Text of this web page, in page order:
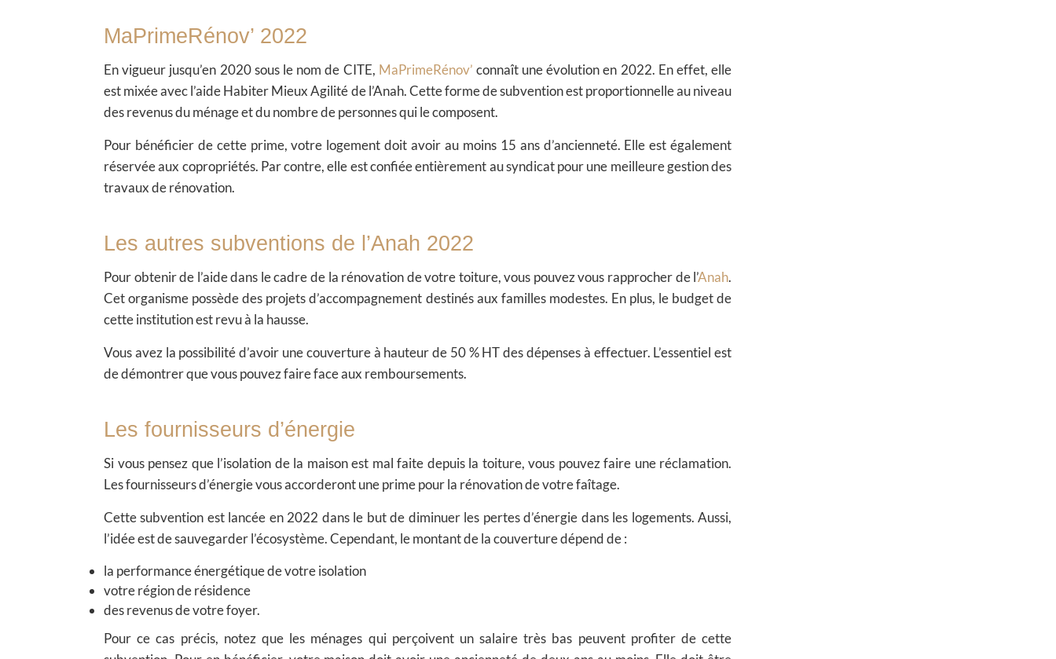
MaPrimeRénov’ 2022
En vigueur jusqu’en 2020 sous le nom de CITE, MaPrimeRénov’ connaît une évolution en 2022. En effet, elle
est mixée avec l’aide Habiter Mieux Agilité de l’Anah. Cette forme de subvention est proportionnelle au niveau
des revenus du ménage et du nombre de personnes qui le composent.
Pour bénéficier de cette prime, votre logement doit avoir au moins 15 ans d’ancienneté. Elle est également
réservée aux copropriétés. Par contre, elle est confiée entièrement au syndicat pour une meilleure gestion des
travaux de rénovation.
Les autres subventions de l’Anah 2022
Pour obtenir de l’aide dans le cadre de la rénovation de votre toiture, vous pouvez vous rapprocher del’Anah.
Cet organisme possède des projets d’accompagnement destinés aux familles modestes. En plus, le budget de
cette institution est revu à la hausse.
Vous avez la possibilité d’avoir une couverture à hauteur de 50 % HT des dépenses à effectuer. L’essentiel est
de démontrer que vous pouvez faire face aux remboursements.
Les fournisseurs d’énergie
Si vous pensez que l’isolation de la maison est mal faite depuis la toiture, vous pouvez faire une réclamation.
Lesfournisseurs d’énergievous accorderont une prime pour la rénovation de votre faîtage.
Cette subvention est lancée en 2022 dans le but de diminuer les pertes d’énergie dans les logements. Aussi,
l’idée est de sauvegarder l’écosystème. Cependant, le montant de la couverture dépend de :
la performance énergétique de votre isolation
votre région de résidence
des revenus de votre foyer.
Pour ce cas précis, notez que les ménages qui perçoivent un salaire très bas peuvent profiter de cette